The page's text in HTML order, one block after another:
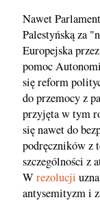
Nawet
Palestyńską za
Europejska
pomoc
się reform
do przemocy z
przyjęta w tym
się nawet do
podręczników z
szczególności z
Wrezolucji
antysemityzm i